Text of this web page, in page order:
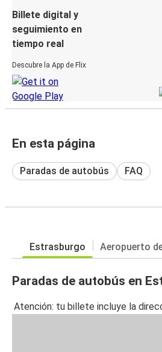
Billete digital y
seguimiento en
tiempo real
Descubre la App de Flix
En esta página
Paradas de autobús FAQ
Estrasburgo Aeropuerto
Paradas de autobús en
Atención: tu billete incluye la